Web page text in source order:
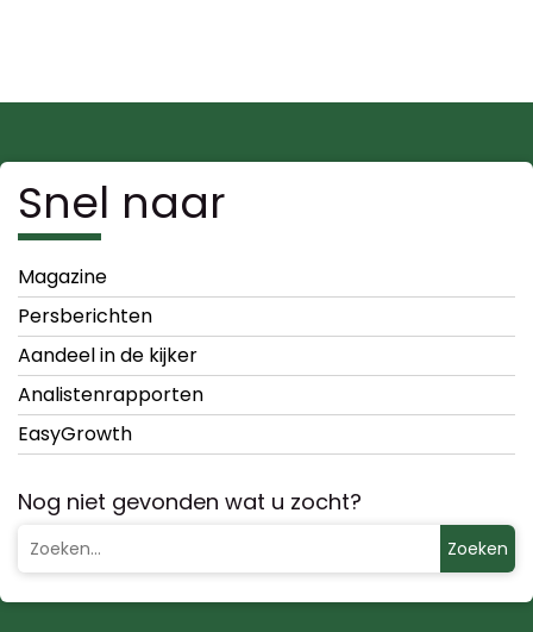
Snel naar
Magazine
Persberichten
Aandeel in de kijker
Analistenrapporten
EasyGrowth
Nog niet gevonden wat u zocht?
Zoeken